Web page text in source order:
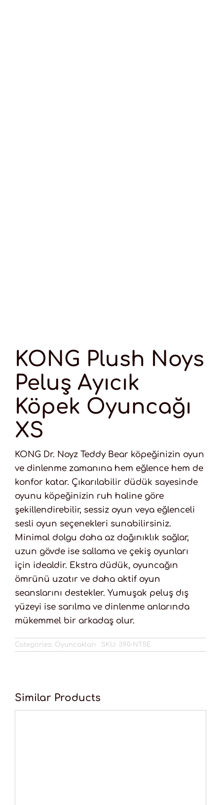
KONG Plush Noys
Peluş Ayıcık
Köpek Oyuncağı
XS
KONG Dr. Noyz Teddy Bear köpeğinizin oyun
ve dinlenme zamanına hem eğlence hem de
konfor katar. Çıkarılabilir düdük sayesinde
oyunu köpeğinizin ruh haline göre
şekillendirebilir, sessiz oyun veya eğlenceli
sesli oyun seçenekleri sunabilirsiniz.
Minimal dolgu daha az dağınıklık sağlar,
uzun gövde ise sallama ve çekiş oyunları
için idealdir. Ekstra düdük, oyuncağın
ömrünü uzatır ve daha aktif oyun
seanslarını destekler. Yumuşak peluş dış
yüzeyi ise sarılma ve dinlenme anlarında
mükemmel bir arkadaş olur.
Categories: Oyuncakları SKU: 390-NT5E
Similar Products